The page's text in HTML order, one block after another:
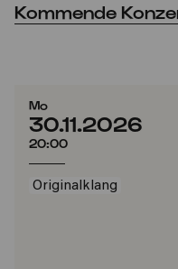
Kommende
Mo
30.11.2026
20:00
Originalklang